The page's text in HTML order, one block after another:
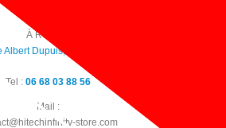
À ROUEN
Albert Dupuis, 76000 Rouen
Tel : 06 68 03 88 56
Mail :
store.com